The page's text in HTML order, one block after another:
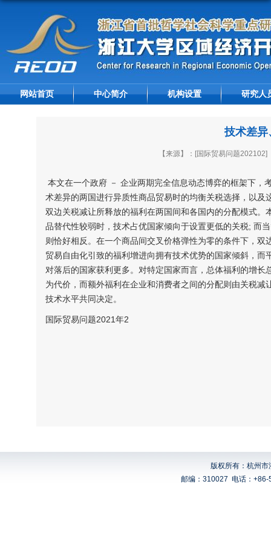
网站首页 中心简介 机构设置 研究人
技术差异
【来源】：[国际贸易问题202102]
本文在一个政府 － 企业两期完全信息动态博弈的框架下，
术差异的两国进行异质性商品贸易时的均衡关税选择，以及
双边关税减让所释放的福利在两国间和各国内的分配模式。
品替代性较弱时，技术占优国家倾向于设置更低的关税; 而
则恰好相反。在一个商品间交叉价格弹性为零的条件下，双
贸易自由化引致的福利增进向拥有技术优势的国家倾斜，而
对落后的国家获利更多。对特定国家而言，总体福利的增长
为代价，而额外福利在企业和消费者之间的分配则由关税减
技术水平共同决定。
国际贸易问题2021年2
版权所有：杭州
邮编：310027 电话：